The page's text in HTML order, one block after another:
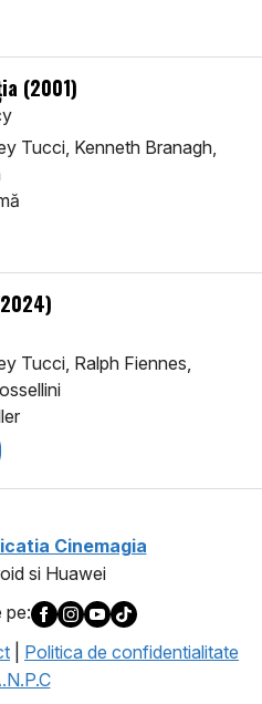
(2001)
Tucci, Kenneth Branagh,
Tucci, Ralph Fiennes,
Cinemagia
si Huawei
pe:
Politica de confidentialitate